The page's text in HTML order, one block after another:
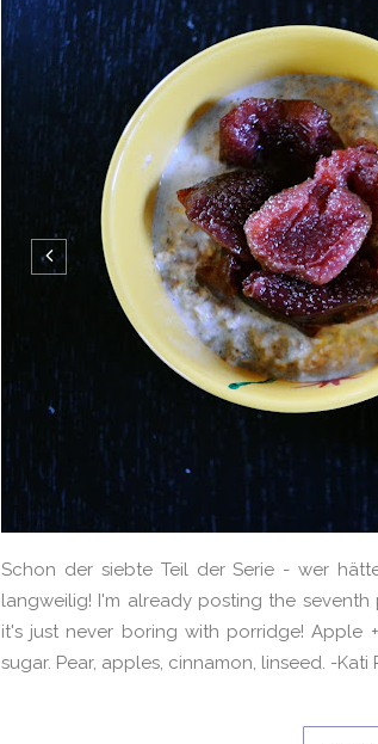
Schon der siebte Teil der Serie - wer
langweilig! I'm already posting the
it's just never boring with porridge! Apple
sugar. Pear, apples, cinnamon, linseed. -